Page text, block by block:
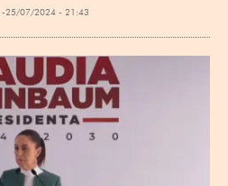
25/07/2024 - 21:43